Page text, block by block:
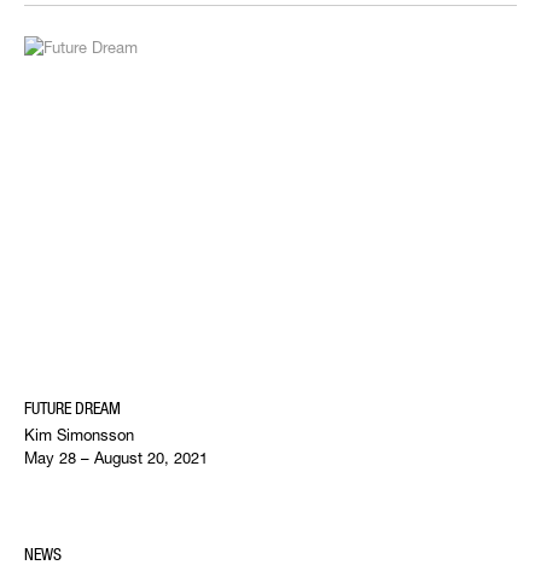
FUTURE DREAM
Kim Simonsson
May 28 – August 20, 2021
NEWS